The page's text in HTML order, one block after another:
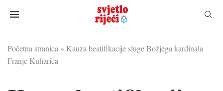
Početna stranica » Kauza beatifikacije sluge Božjega kardinala
Franje Kuharića